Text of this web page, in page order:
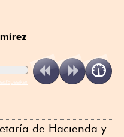
de Hacienda y